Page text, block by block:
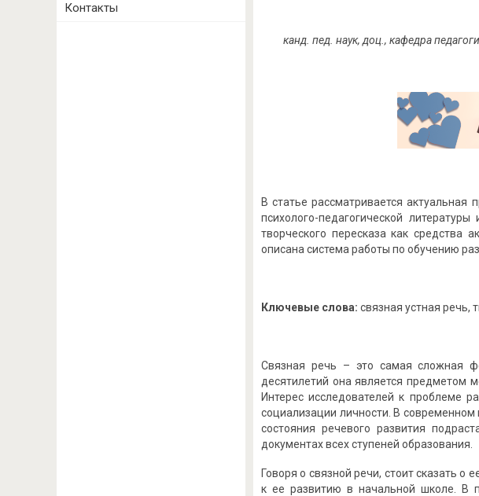
канд. пед. наук, доц., кафедра
В статье рассматривается
психолого-педагогической
творческого пересказа как средства
описана система работы по обучению
Ключевые слова: связная устная речь,
Связная речь – это самая сложная
десятилетий она является предметом
Интерес исследователей к проблеме
социализации личности. В
состояния речевого развития
документах всех ступеней образования.
Говоря о связной речи, стоит сказать
к ее развитию в начальной школе. В
Контакты